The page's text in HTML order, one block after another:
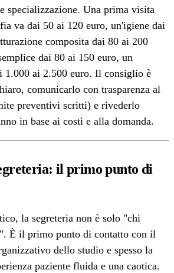
specializzazione. Una prima visita
va dai 50 ai 120 euro, un'igiene dai
composita dai 80 ai 200
dai 80 ai 150 euro, un
1.000 ai 2.500 euro. Il consiglio è
comunicarlo con trasparenza al
preventivi scritti) e rivederlo
in base ai costi e alla domanda.
il primo punto di
la segreteria non è solo "chi
È il primo punto di contatto con il
dello studio e spesso la
paziente fluida e una caotica.